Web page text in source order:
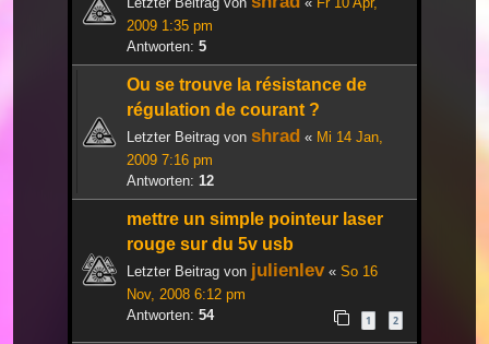
2009 1:35 pm
Antworten: 5
Ou se trouve la résistance de
régulation de courant ?
Letzter Beitrag von shrad « Mi 14 Jan,
2009 7:16 pm
Antworten: 12
mettre un simple pointeur laser
rouge sur du 5v usb
Letzter Beitrag von julienlev« So 16
Nov, 2008 6:12 pm
Antworten: 54 1 2